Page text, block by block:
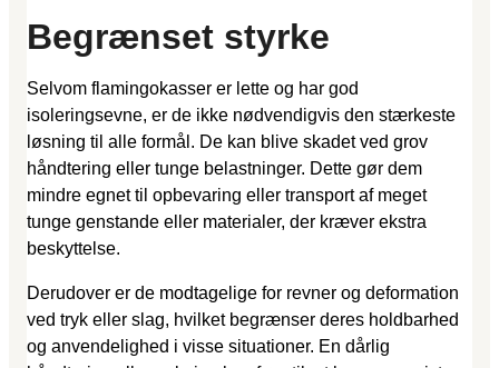
Begrænset styrke
Selvom flamingokasser er lette og har god
isoleringsevne, er de ikke nødvendigvis den stærkeste
løsning til alle formål. De kan blive skadet ved grov
håndtering eller tunge belastninger. Dette gør dem
mindre egnet til opbevaring eller transport af meget
tunge genstande eller materialer, der kræver ekstra
beskyttelse.
Derudover er de modtagelige for revner og deformation
ved tryk eller slag, hvilket begrænser deres holdbarhed
og anvendelighed i visse situationer. En dårlig